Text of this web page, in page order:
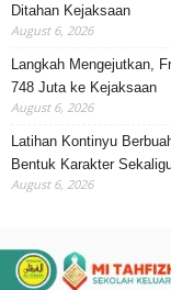
Ditahan Kejaksaan
August 6, 2026
Langkah Mengejutkan,
748 Juta ke Kejaksaan
August 6, 2026
Latihan Kontinyu
Bentuk Karakter
August 6, 2026